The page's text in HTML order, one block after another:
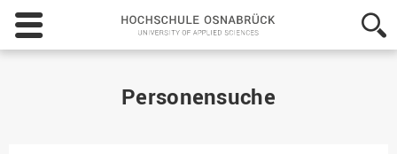
Hochschule
Osnabrück
-
Personensuche